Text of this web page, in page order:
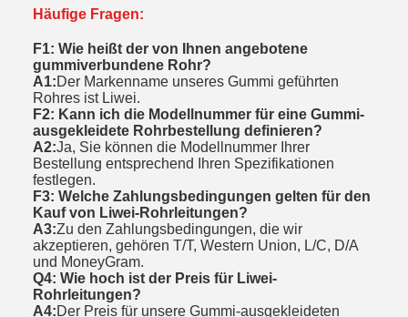
Häufige Fragen:
F1: Wie heißt der von Ihnen angebotene
gummiverbundene Rohr?
A1:Der Markenname unseres Gummi geführten
Rohres ist Liwei.
F2: Kann ich die Modellnummer für eine Gummi-
ausgekleidete Rohrbestellung definieren?
A2:Ja, Sie können die Modellnummer Ihrer
Bestellung entsprechend Ihren Spezifikationen
festlegen.
F3: Welche Zahlungsbedingungen gelten für den
Kauf von Liwei-Rohrleitungen?
A3:Zu den Zahlungsbedingungen, die wir
akzeptieren, gehören T/T, Western Union, L/C, D/A
und MoneyGram.
Q4: Wie hoch ist der Preis für Liwei-
Rohrleitungen?
A4:Der Preis für unsere Gummi-ausgekleideten